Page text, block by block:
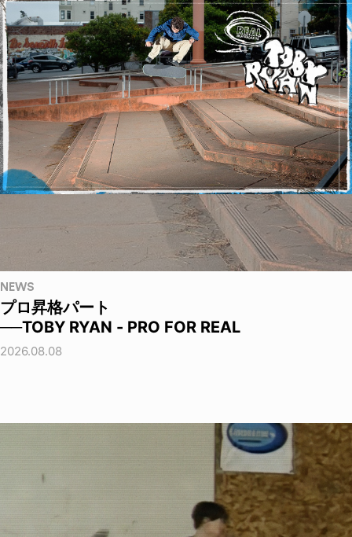
NEWS
プロ昇格パート
──TOBY RYAN - PRO FOR REAL
2026.08.08